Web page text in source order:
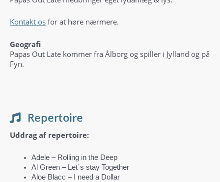
Kontakt os for at høre nærmere.
Geografi
Papas Out Late kommer fra Ålborg og spiller i Jylland og på
Fyn.
Repertoire
Uddrag af repertoire:
Adele – Rolling in the Deep
Al Green – Let´s stay Together
Aloe Blacc – I need a Dollar